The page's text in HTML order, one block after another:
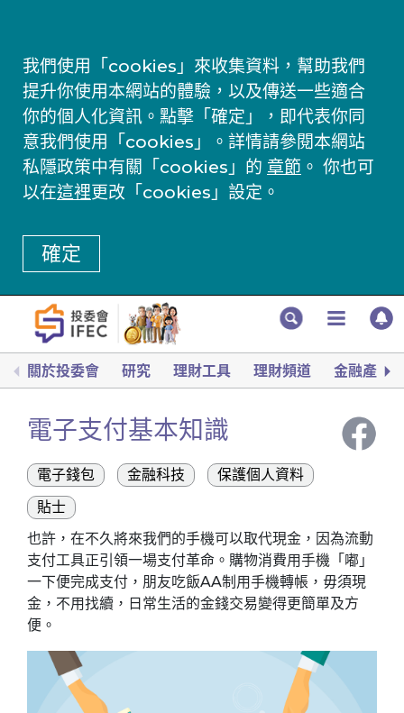
我們使用「cookies」來收集資料，幫助我們
提升你使用本網站的體驗，以及傳送一些適合
你的個人化資訊。點擊「確定」，即代表你同
意我們使用「cookies」。詳情請參閱本網站
私隱政策中有關「cookies」的 章節 。 你也可
以在這裡更改「cookies」設定。
確定
關於投委會 研究 理財工具 理財頻道 金融產品
電子支付基本知識
電子錢包 金融科技
保護個人資料
貼士
也許，在不久將來我們的手機可以取代現金，因為流動
支付工具正引領一場支付革命。購物消費用手機「嘟」
一下便完成支付，朋友吃飯AA制用手機轉帳，毋須現
金，不用找續，日常生活的金錢交易變得更簡單及方
便。